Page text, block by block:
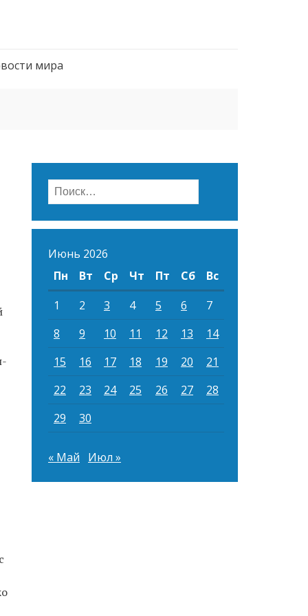
мира
Найти:
Июнь 2026
Пн
Вт Ср Чт Пт Сб
Вс
1
2 3 4 5 6
7
8
9 10 11 12 13
14
15
16 17 18 19 20
21
22
23 24 25 26 27
28
29
30
« Май Июл »